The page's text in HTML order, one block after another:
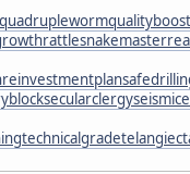
quadrupleworm
rattlesnakemaster
reinvestmentplan
secularclergy
technicalgrade